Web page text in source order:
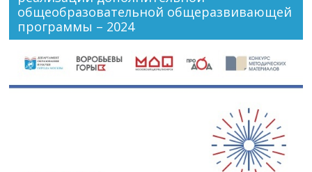
общеобразовательной общеразвивающей
программы – 2024